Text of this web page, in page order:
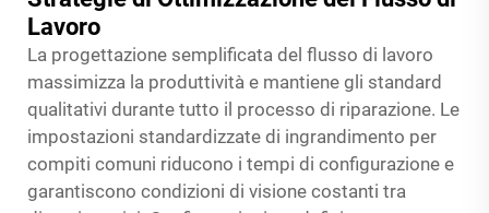
Lavoro
La progettazione semplificata del flusso di lavoro
massimizza la produttività e mantiene gli standard
qualitativi durante tutto il processo di riparazione. Le
impostazioni standardizzate di ingrandimento per
compiti comuni riducono i tempi di configurazione e
garantiscono condizioni di visione costanti tra